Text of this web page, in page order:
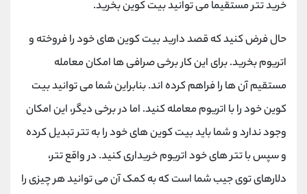
خرید تتر مستقیما می توانید بیت کوین بخرید.
حال فرض کنید که قصد دارید بیت کوین های خود را فروخته و
اتریوم بخرید. برای این کار برخی صرافی ها امکان معامله
مستقیم آن ها را فراهم کرده اند. بنابراین شما می توانید بیت
کوین خود را با اتریوم معامله کنید. اما در برخی دیگر، این امکان
وجود ندارد و شما باید بیت کوین های خود را به تتر تبدیل کرده
و سپس با تتر های خود اتریوم خریداری کنید. در واقع تتر،
دلارهای توی جیب شما است که به کمک آن می توانید هر چیزی را